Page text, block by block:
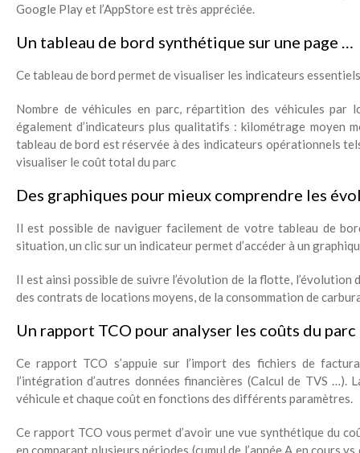
Google Play et l’AppStore est très appréciée.
Un tableau de bord synthétique sur une page …
Ce tableau de bord permet de visualiser les indicateurs
Nombre de véhicules en parc, répartition des véhicules par
également d’indicateurs plus qualitatifs : kilométrage moyen
tableau de bord est réservée à des indicateurs opérationnels
visualiser le coût total du parc
Des graphiques pour mieux comprendre les
Il est possible de naviguer facilement de votre tableau de
situation, un clic sur un indicateur permet d’accéder à un
Il est ainsi possible de suivre l’évolution de la flotte, l’évolution
des contrats de locations moyens, de la consommation de
Un rapport TCO pour analyser les coûts du parc
Ce rapport TCO s’appuie sur l’import des fichiers de
l’intégration d’autres données financières (Calcul de TVS
véhicule et chaque coût en fonctions des différents paramètres.
Ce rapport TCO vous permet d’avoir une vue synthétique du
en comparant plusieurs périodes (cumul de l’année A en cours